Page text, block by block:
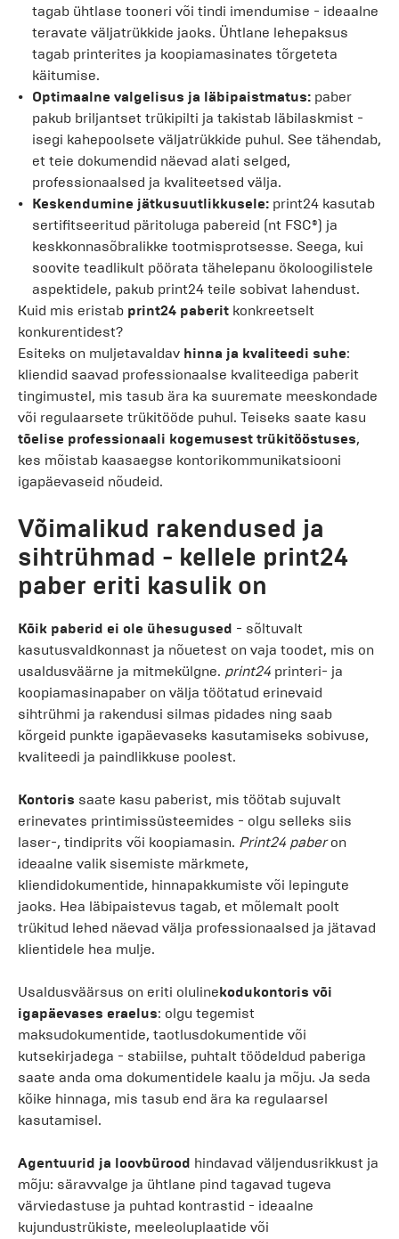
tagab ühtlase tooneri või tindi imendumise - ideaalne
teravate väljatrükkide jaoks. Ühtlane lehepaksus
tagab printerites ja koopiamasinates tõrgeteta
käitumise.
Optimaalne valgelisus ja läbipaistmatus: paber
pakub briljantset trükipilti ja takistab läbilaskmist -
isegi kahepoolsete väljatrükkide puhul. See tähendab,
et teie dokumendid näevad alati selged,
professionaalsed ja kvaliteetsed välja.
Keskendumine jätkusuutlikkusele: print24 kasutab
sertifitseeritud päritoluga pabereid (nt FSC®) ja
keskkonnasõbralikke tootmisprotsesse. Seega, kui
soovite teadlikult pöörata tähelepanu ökoloogilistele
aspektidele, pakub print24 teile sobivat lahendust.
Kuid mis eristab print24 paberit konkreetselt
konkurentidest?
Esiteks on muljetavaldav hinna ja kvaliteedi suhe:
kliendid saavad professionaalse kvaliteediga paberit
tingimustel, mis tasub ära ka suuremate meeskondade
või regulaarsete trükitööde puhul. Teiseks saate kasu
tõelise professionaali kogemusest trükitööstuses,
kes mõistab kaasaegse kontorikommunikatsiooni
igapäevaseid nõudeid.
Võimalikud rakendused ja
sihtrühmad - kellele print24
paber eriti kasulik on
Kõik paberid ei ole ühesugused - sõltuvalt
kasutusvaldkonnast ja nõuetest on vaja toodet, mis on
usaldusväärne ja mitmekülgne. print24printeri- ja
koopiamasinapaber on välja töötatud erinevaid
sihtrühmi ja rakendusi silmas pidades ning saab
kõrgeid punkte igapäevaseks kasutamiseks sobivuse,
kvaliteedi ja paindlikkuse poolest.
Kontoris saate kasu paberist, mis töötab sujuvalt
erinevates printimissüsteemides - olgu selleks siis
laser-, tindiprits või koopiamasin. Print24 paberon
ideaalne valik sisemiste märkmete,
kliendidokumentide, hinnapakkumiste või lepingute
jaoks. Hea läbipaistevus tagab, et mõlemalt poolt
trükitud lehed näevad välja professionaalsed ja jätavad
klientidele hea mulje.
Usaldusväärsus on eriti olulinekodukontoris või
igapäevases eraelus: olgu tegemist
maksudokumentide, taotlusdokumentide või
kutsekirjadega - stabiilse, puhtalt töödeldud paberiga
saate anda oma dokumentidele kaalu ja mõju. Ja seda
kõike hinnaga, mis tasub end ära ka regulaarsel
kasutamisel.
Agentuurid ja loovbürood hindavad väljendusrikkust ja
mõju: säravvalge ja ühtlane pind tagavad tugeva
värviedastuse ja puhtad kontrastid - ideaalne
kujundustrükiste, meeleoluplaatide või